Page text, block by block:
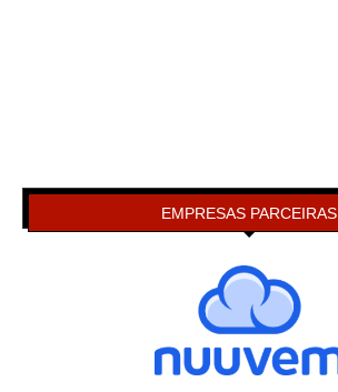
EMPRESAS PARCEIRAS